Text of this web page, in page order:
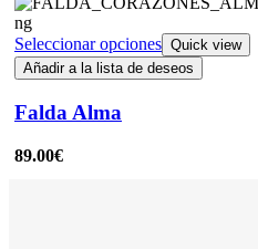
Seleccionar opciones Quick view
Añadir a la lista de deseos
Falda Alma
89.00€